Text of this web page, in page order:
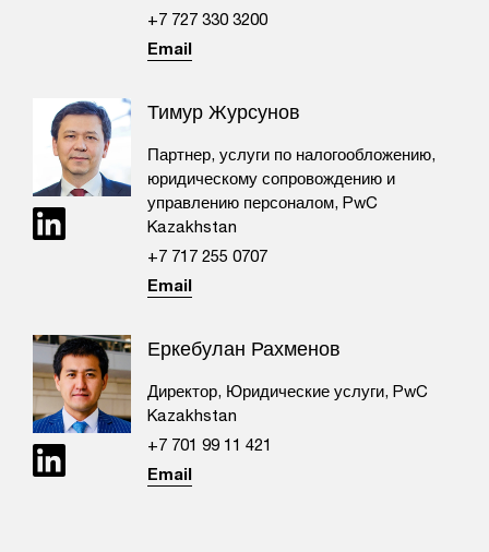
+7 727 330 3200
Email
Тимур Журсунов
Партнер, услуги по налогообложению,
юридическому сопровождению и
управлению персоналом, PwC
Kazakhstan
+7 717 255 0707​
Email
Еркебулан Рахменов
Директор, Юридические услуги, PwC
Kazakhstan
+7 701 99 11 421
Email